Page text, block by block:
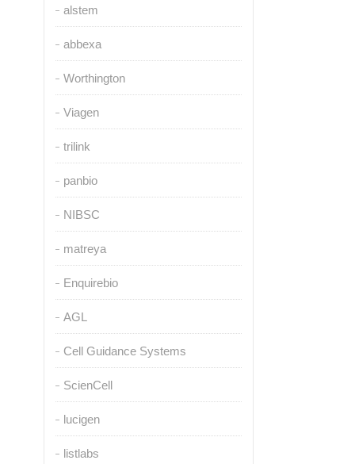
alstem
abbexa
Worthington
Viagen
trilink
panbio
NIBSC
matreya
Enquirebio
AGL
Cell Guidance Systems
ScienCell
lucigen
listlabs